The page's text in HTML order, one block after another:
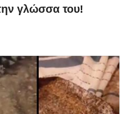
γλώσσα του!